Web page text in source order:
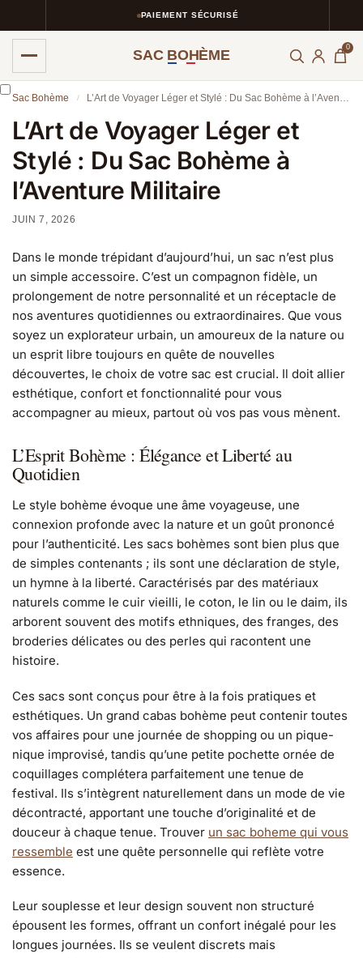
PAIEMENT SÉCURISÉ
SAC BOHÈME 0
Sac Bohème / L’Art de Voyager Léger et Stylé : Du Sac Bohème à l’Aventure Militaire
L’Art de Voyager Léger et
Stylé : Du Sac Bohème à
l’Aventure Militaire
JUIN 7, 2026
Dans le monde trépidant d’aujourd’hui, un sac n’est plus
un simple accessoire. C’est un compagnon fidèle, un
prolongement de notre personnalité et un réceptacle de
nos aventures quotidiennes ou extraordinaires. Que vous
soyez un explorateur urbain, un amoureux de la nature ou
un esprit libre toujours en quête de nouvelles
découvertes, le choix de votre sac est crucial. Il doit allier
esthétique, confort et fonctionnalité pour vous
accompagner au mieux, partout où vos pas vous mènent.
L’Esprit Bohème : Élégance et Liberté au
Quotidien
Le style bohème évoque une âme voyageuse, une
connexion profonde avec la nature et un goût prononcé
pour l’authenticité. Les sacs bohèmes sont bien plus que
de simples contenants ; ils sont une déclaration de style,
un hymne à la liberté. Caractérisés par des matériaux
naturels comme le cuir vieilli, le coton, le lin ou le daim, ils
arborent souvent des motifs ethniques, des franges, des
broderies délicates ou des perles qui racontent une
histoire.
Ces sacs sont conçus pour être à la fois pratiques et
esthétiques. Un grand cabas bohème peut contenir toutes
vos affaires pour une journée de shopping ou un pique-
nique improvisé, tandis qu’une petite pochette ornée de
coquillages complétera parfaitement une tenue de
festival. Ils s’intègrent naturellement dans un mode de vie
décontracté, apportant une touche d’originalité et de
douceur à chaque tenue. Trouver un sac boheme qui vous
ressemble est une quête personnelle qui reflète votre
essence.
Leur souplesse et leur design souvent non structuré
épousent les formes, offrant un confort inégalé pour les
longues journées. Ils se veulent discrets mais